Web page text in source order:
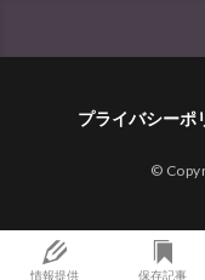
プライバシーポ
©
情報提供 保存記事